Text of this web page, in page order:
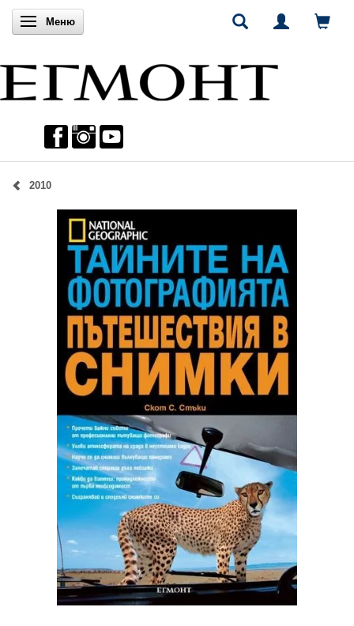
Включи навигацията
Меню
2010